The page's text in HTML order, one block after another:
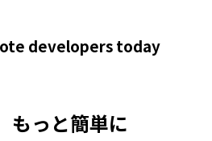
developerstoday
もっと簡単に